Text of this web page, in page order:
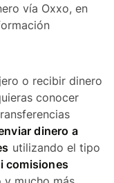
vía Oxxo, en
o recibir dinero
conocer
dinero a
utilizando el tipo
comisiones